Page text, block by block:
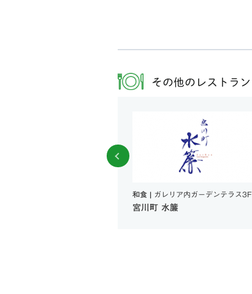
その他のレストラン
和食 | ガレリア内ガーデンテラス3F
宮川町 水簾